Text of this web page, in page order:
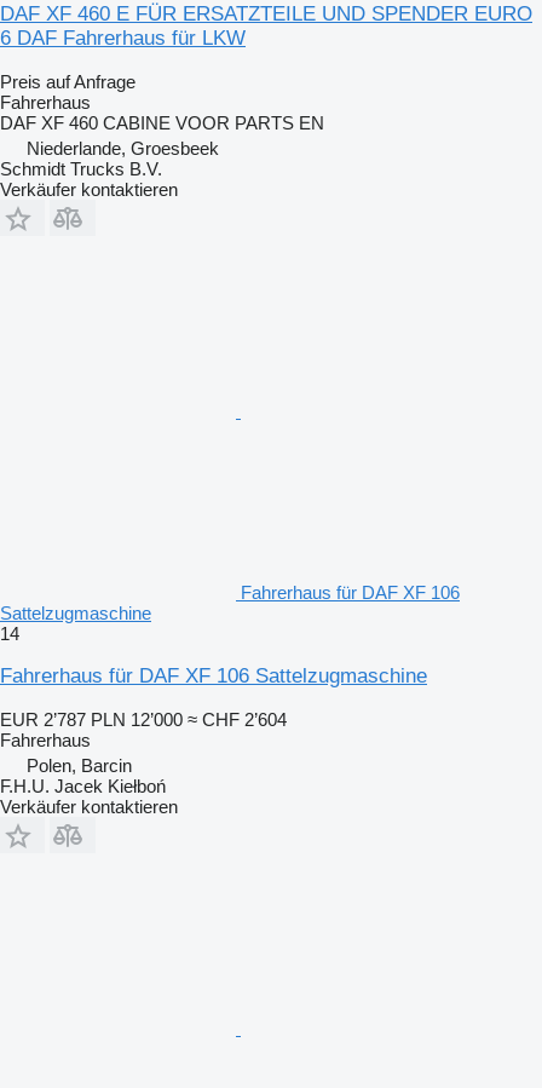
DAF XF 460 E FÜR ERSATZTEILE UND SPENDER EURO
6 DAF Fahrerhaus für LKW
Preis auf Anfrage
Fahrerhaus
DAF XF 460 CABINE VOOR PARTS EN
Niederlande, Groesbeek
Schmidt Trucks B.V.
Verkäufer kontaktieren
Fahrerhaus für DAF XF 106
Sattelzugmaschine
14
Fahrerhaus für DAF XF 106 Sattelzugmaschine
EUR 2’787 PLN 12’000 ≈ CHF 2’604
Fahrerhaus
Polen, Barcin
F.H.U. Jacek Kiełboń
Verkäufer kontaktieren